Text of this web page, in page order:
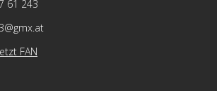
61 243
FAN